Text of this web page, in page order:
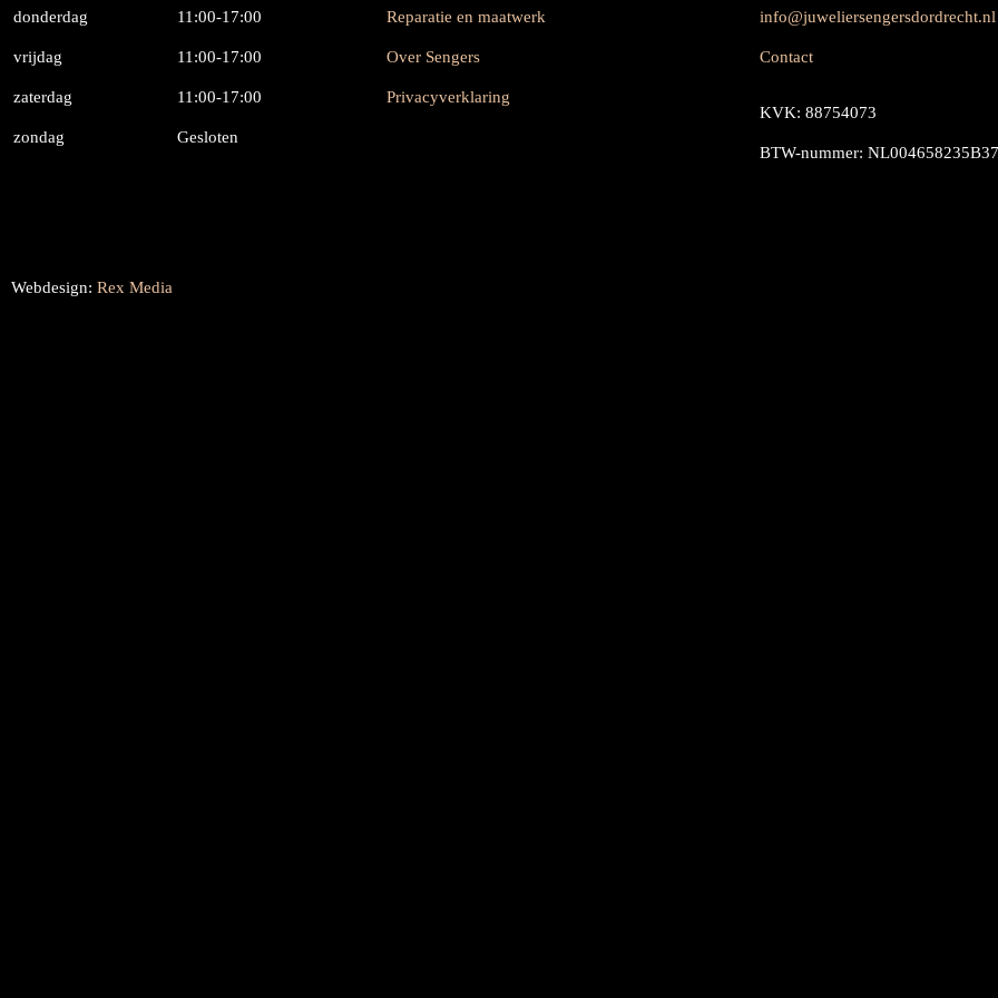
donderdag 11:00-17:00
vrijdag 11:00-17:00
zaterdag 11:00-17:00
zondag Gesloten
Reparatie en maatwerk
Over Sengers
Privacyverklaring
info@juweliersengersdordrecht.nl
Contact
KVK: 88754073
BTW-nummer: NL004658235B37
Webdesign: Rex Media